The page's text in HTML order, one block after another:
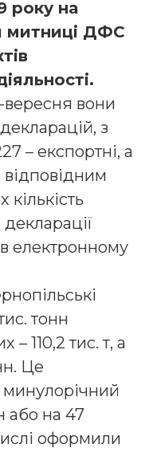
року на
митниці ДФС
вересня вони
з
– експортні, а
відповідним
декларації
електронному
тонн
– 110,2 тис. т, а
Це
або на 47
оформили